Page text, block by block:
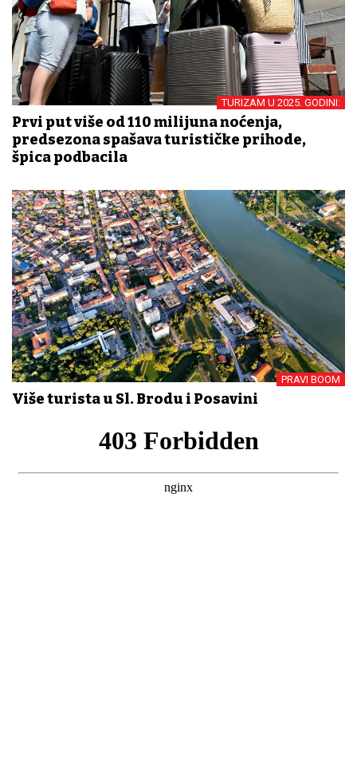
TURIZAM U 2025. GODINI:
Prvi put više od 110 milijuna noćenja,
predsezona spašava turističke prihode,
špica podbacila
PRAVI BOOM
Više turista u Sl. Brodu i Posavini